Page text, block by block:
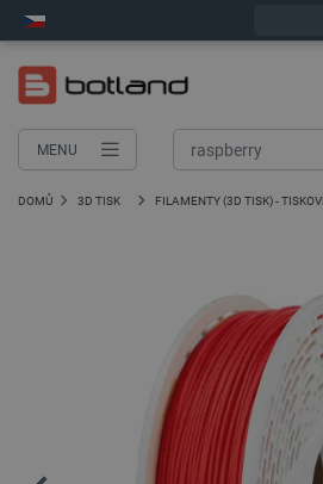
MENU
DOMŮ 3D TISK FILAMENTY (3D TISK) -